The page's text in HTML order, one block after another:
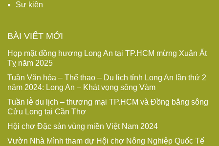
Sự kiện
BÀI VIẾT MỚI
Họp mặt đồng hương Long An tại TP.HCM mừng Xuân Ất
Tỵ năm 2025
Tuần Văn hóa – Thể thao – Du lịch tỉnh Long An lần thứ 2
năm 2024: Long An – Khát vọng sông Vàm
Tuần lễ du lịch – thương mại TP.HCM và Đồng bằng sông
Cửu Long tại Cần Thơ
Hội chợ Đặc sản vùng miền Việt Nam 2024
Vườn Nhà Mình tham dự Hội chợ Nông Nghiệp Quốc Tế